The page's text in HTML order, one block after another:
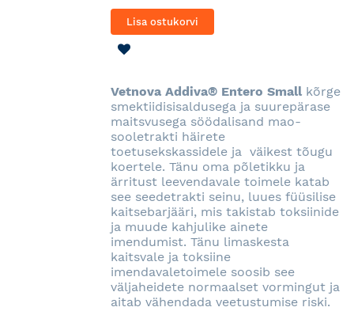
Lisa ostukorvi
Vetnova Addiva® Entero Small kõrge
smektiidisisaldusega ja suurepärase
maitsvusega söödalisand mao-
sooletrakti häirete
toetusekskassidele ja väikest tõugu
koertele. Tänu oma põletikku ja
ärritust leevendavale toimele katab
see seedetrakti seinu, luues füüsilise
kaitsebarjääri, mis takistab toksiinide
ja muude kahjulike ainete
imendumist. Tänu limaskesta
kaitsvale ja toksiine
imendavaletoimele soosib see
väljaheidete normaalset vormingut ja
aitab vähendada veetustumise riski.